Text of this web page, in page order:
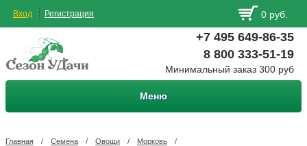
Вход Регистрация 0 руб.
+7 495 649-86-35
8 800 333-51-19
Минимальный заказ 300 руб
Меню
Главная / Семена / Овощи / Морковь /